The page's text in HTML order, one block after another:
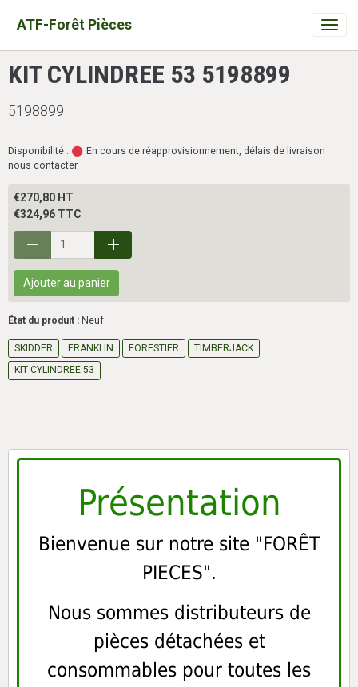
ATF-Forêt Pièces
KIT CYLINDREE 53 5198899
5198899
Disponibilité :
En cours de réapprovisionnement, délais de livraison
nous contacter
€270,80 HT
€324,96 TTC
Ajouter au panier
État du produit : Neuf
SKIDDER FRANKLIN FORESTIER
TIMBERJACK
KIT CYLINDREE 53
Présentation
Bienvenue sur notre site "FORÊT
PIECES".
Nous sommes distributeurs de
pièces détachées et
consommables pour toutes les